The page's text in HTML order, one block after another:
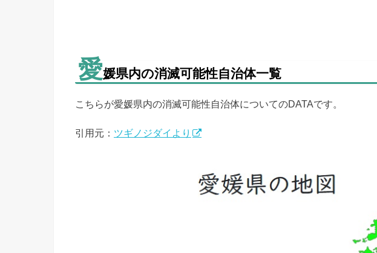
愛媛県内の消滅可能性自治体一覧
こちらが愛媛県内の消滅可能性自治体についてのDATAです。
引用元： ツギノジダイより